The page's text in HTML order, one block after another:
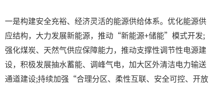
一是构建安全充裕、经济灵活的能源供给体系。优化能源供
应结构，大力发展新能源，推动“新能源+储能”模式开发;
强化煤炭、天然气供应保障能力，推动支撑性调节性电源建
设，积极发展抽水蓄能、调峰气电，加大区外清洁电力输送
通道建设;持续加强“合理分区、柔性互联、安全可控、开放